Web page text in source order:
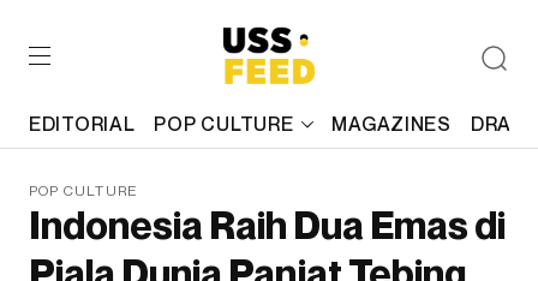
EDITORIAL POP CULTURE MAGAZINES
POP CULTURE
Indonesia Raih Dua Emas di